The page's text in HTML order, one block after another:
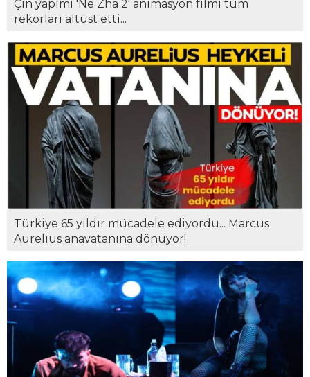
Çin yapımı 'Ne Zha 2' animasyon filmi tüm
rekorları altüst etti...
Türkiye 65 yıldır mücadele ediyordu... Marcus
Aurelius anavatanına dönüyor!